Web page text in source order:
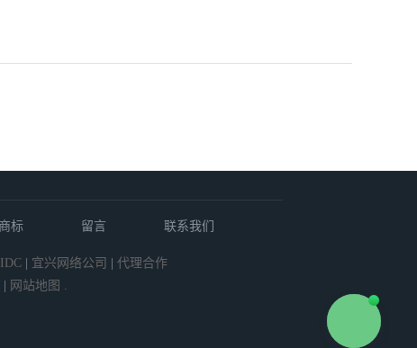
商标 留言 联系我们
宜兴网络公司
代理合作
| 网站地图 .